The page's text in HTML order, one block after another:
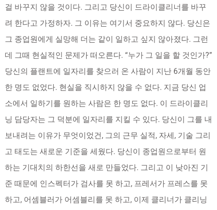
걸 바꾸지 않을 것이다. 그리고 당신이 드라이클리너를 바꾸
려 한다고 가정하자. 그 이유는 여기서 중요하지 않다. 당신은
그 종업원에게 실망해 더는 같이 일하고 싶지 않아졌다. 그런
데 그때 현실적인 문제가 떠오른다. “누가 그 일을 할 것인가?”
당신의 플랜트에 일자리를 찾으러 온 사람이 지난 6개월 동안
한 명도 없었다. 현실을 직시하지 않을 수 없다. 지금 당신 업
소에서 일하기를 원하는 사람은 한 명도 없다. 이 드라이클리
닝 담당자는 그 덕분에 일자리를 지킬 수 있다. 당신이 그를 내
보내려는 이유가 무엇이었건, 그의 근무 실적, 자세, 기술 그리
고 태도는 새로운 기준을 세웠다. 당신이 종업원으로부터 원
하는 기대치의 하한선을 새로 만들었다. 그리고 이 낮아진 기
준 때문에 인스펙터가 검사를 못 하고, 프레서가 프레스를 못
하고, 어셈블러가 어셈블리를 못 하고, 이제 클리너가 클리닝